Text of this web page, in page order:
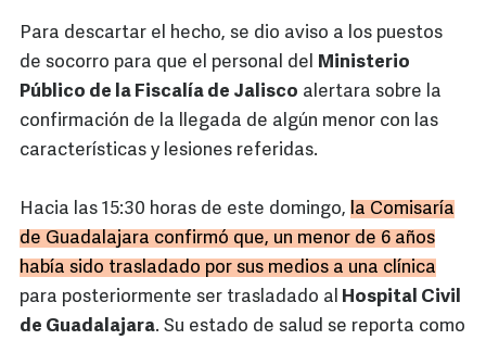
Para descartar el hecho, se dio aviso a los puestos
de socorro para que el personal del Ministerio
Público de la Fiscalía de Jalisco alertara sobre la
confirmación de la llegada de algún menor con las
características y lesiones referidas.
Hacia las 15:30 horas de este domingo, la Comisaría
de Guadalajara confirmó que, un menor de 6 años
había sido trasladado por sus medios a una clínica
para posteriormente ser trasladado al Hospital Civil
de Guadalajara. Su estado de salud se reporta como